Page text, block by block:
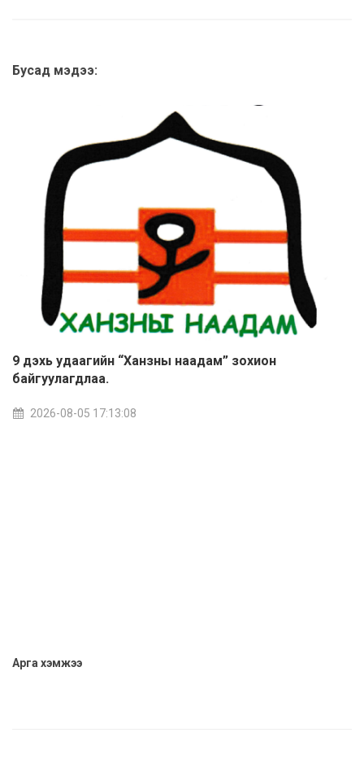
Бусад мэдээ:
9 дэхь удаагийн “Ханзны наадам” зохион
байгуулагдлаа.
2026-08-05 17:13:08
Арга хэмжээ